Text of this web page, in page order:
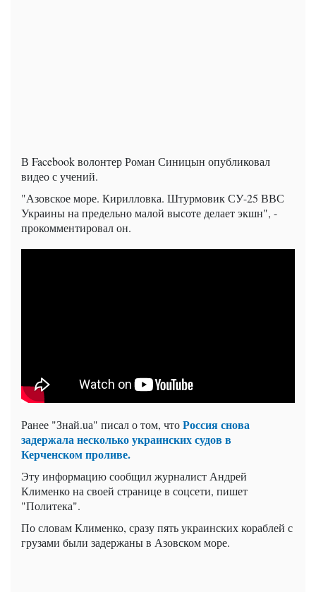
В Facebook волонтер Роман Синицын опубликовал
видео с учений.
"Азовское море. Кирилловка. Штурмовик СУ-25 ВВС
Украины на предельно малой высоте делает экшн", -
прокомментировал он.
Ранее "Знай.uа" писал о том, чтоРоссия снова
задержала несколько украинских судов в
Керченском проливе.
Эту информацию сообщил журналист Андрей
Клименко на своей странице в соцсети, пишет
"Политека".
По словам Клименко, сразу пять украинских кораблей с
грузами были задержаны в Азовском море.